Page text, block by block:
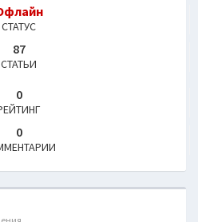
СТАТУС
87
СТАТЬИ
0
0